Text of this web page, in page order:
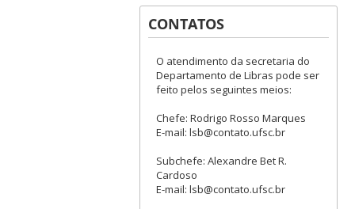
CONTATOS
O atendimento da secretaria do
Departamento de Libras pode ser
feito pelos seguintes meios:
Chefe: Rodrigo Rosso Marques
E-mail: lsb@contato.ufsc.br
Subchefe: Alexandre Bet R.
Cardoso
E-mail: lsb@contato.ufsc.br